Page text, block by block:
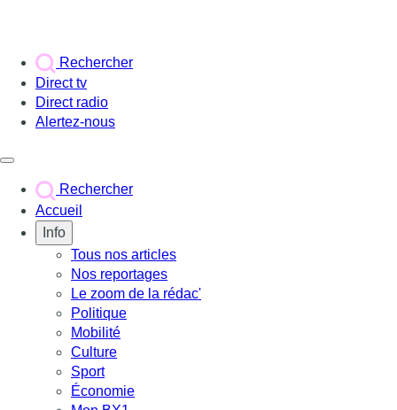
Rechercher
Direct tv
Direct radio
Alertez-nous
Rechercher
Accueil
Info
Tous nos articles
Nos reportages
Le zoom de la rédac'
Politique
Mobilité
Culture
Sport
Économie